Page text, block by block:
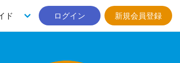
ド ログイン 新規会員登録